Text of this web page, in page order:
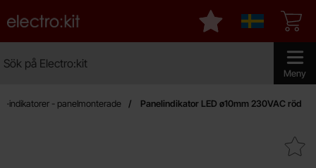
Meny
Startsidan för Electro:kit
Sverige
Mina favoriter
indikatorer - panelmonterade Panelindikator LED ø10mm 230VAC röd
Makera panelindikator LED